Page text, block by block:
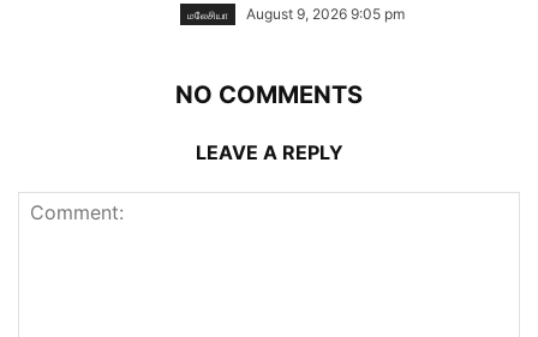
மலேசியா August 9, 2026 9:05 pm
NO COMMENTS
LEAVE A REPLY